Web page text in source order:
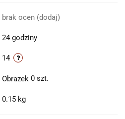
brak ocen (dodaj)
24 godziny
14
0 szt.
0.15 kg